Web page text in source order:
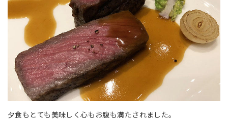
夕食もとても美味しく心もお腹も満たされました。